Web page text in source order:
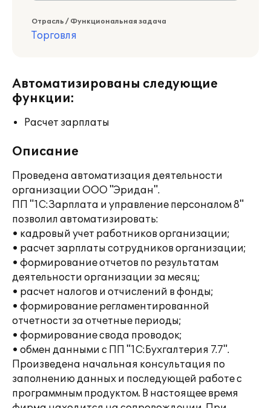
Отрасль / Функциональная задача
Торговля
Автоматизированы следующие
функции:
Расчет зарплаты
Описание
Проведена автоматизация деятельности
организации ООО "Эридан".
ПП "1С:Зарплата и управление персоналом 8"
позволил автоматизировать:
• кадровый учет работников организации;
• расчет зарплаты сотрудников организации;
• формирование отчетов по результатам
деятельности организации за месяц;
• расчет налогов и отчислений в фонды;
• формирование регламентированной
отчетности за отчетные периоды;
• формирование свода проводок;
• обмен данными с ПП "1С:Бухгалтерия 7.7".
Произведена начальная консультация по
заполнению данных и последующей работе с
программным продуктом. В настоящее время